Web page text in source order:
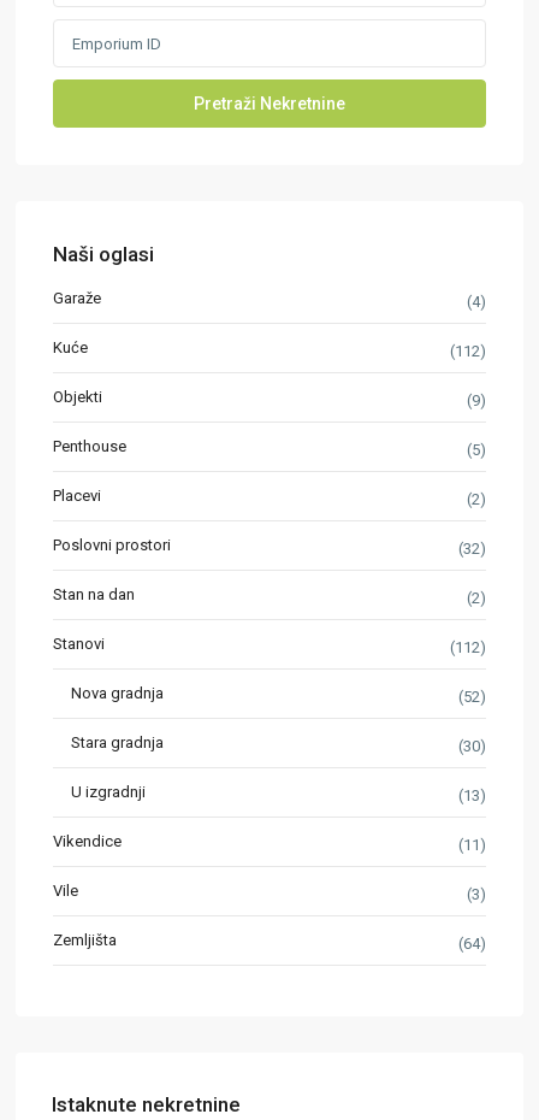
Naši oglasi
Garaže (4)
Kuće (112)
Objekti (9)
Penthouse (5)
Placevi (2)
Poslovni prostori (32)
Stan na dan (2)
Stanovi (112)
Nova gradnja (52)
Stara gradnja (30)
U izgradnji (13)
Vikendice (11)
Vile (3)
Zemljišta (64)
Istaknute nekretnine